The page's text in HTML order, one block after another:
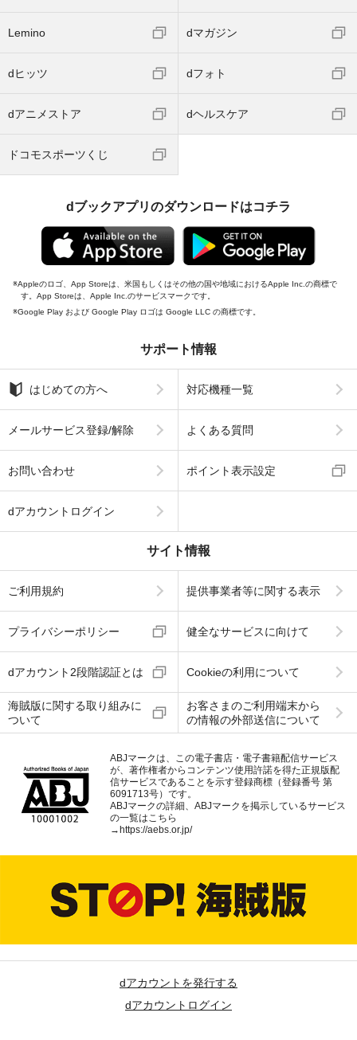
Lemino dマガジン
dヒッツ dフォト
dアニメストア dヘルスケア
ドコモスポーツくじ
dブックアプリのダウンロードはコチラ
Appleのロゴ、App Storeは、米国もしくはその他の国や地域におけるApple Inc.の商標で
す。App Storeは、Apple Inc.のサービスマークです。
Google Play および Google Play ロゴは Google LLC の商標です。
サポート情報
はじめての方へ 対応機種一覧
メールサービス登録/解除 よくある質問
お問い合わせ ポイント表示設定
dアカウントログイン
サイト情報
ご利用規約 提供事業者等に関する表示
プライバシーポリシー 健全なサービスに向けて
dアカウント2段階認証とは Cookieの利用について
海賊版に関する取り組みに
ついて
お客さまのご利用端末から
の情報の外部送信について
ABJマークは、この電子書店・電子書籍配信サービス
が、著作権者からコンテンツ使用許諾を得た正規版配
信サービスであることを示す登録商標（登録番号 第
6091713号）です。
ABJマークの詳細、ABJマークを掲示しているサービス
の一覧はこちら
→ https://aebs.or.jp/
dアカウントを発行する
dアカウントログイン